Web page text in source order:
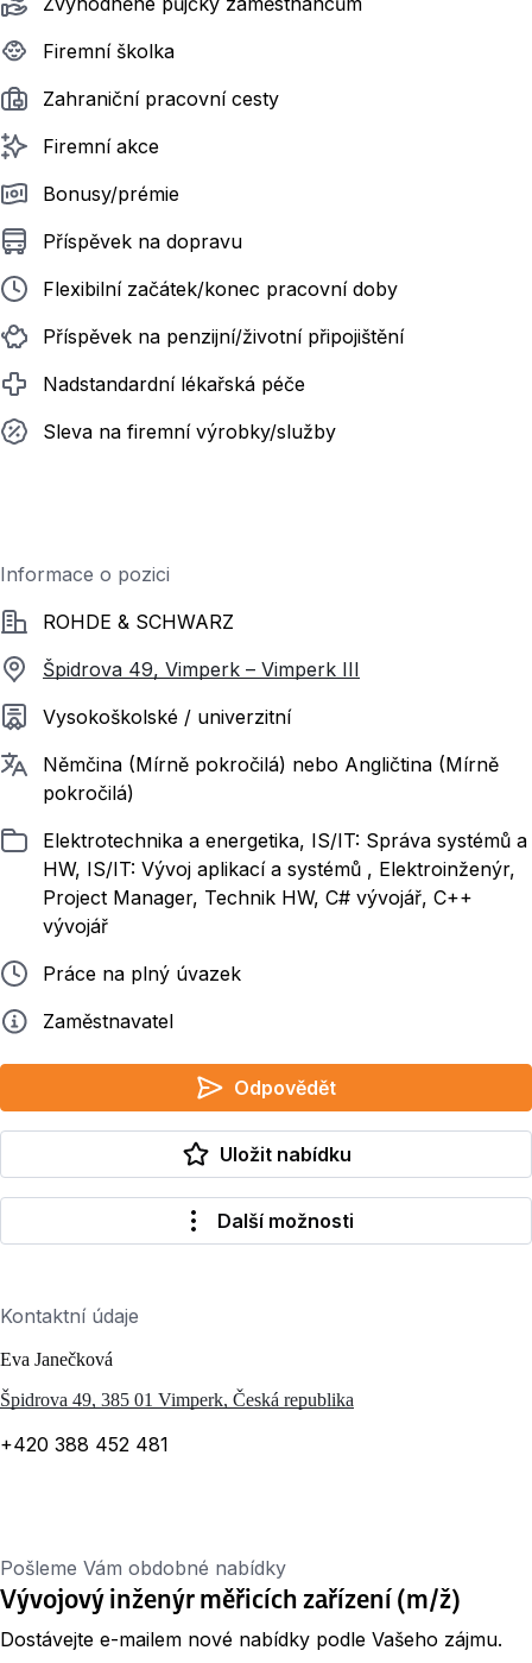
Firemní školka
Zahraniční pracovní cesty
Firemní akce
Bonusy/prémie
Příspěvek na dopravu
Flexibilní začátek/konec pracovní doby
Příspěvek na penzijní/životní připojištění
Nadstandardní lékařská péče
Sleva na firemní výrobky/služby
Informace o pozici
SpolečnostROHDE & SCHWARZ
Špidrova 49, Vimperk – Vimperk III
Požadované vzdělání
Vysokoškolské / univerzitní
Požadované jazyky
Němčina (Mírně pokročilá) nebo Angličtina (Mírně
pokročilá)
ZařazenoElektrotechnika a energetika, IS/IT: Správa systémů a
HW, IS/IT: Vývoj aplikací a systémů , Elektroinženýr,
Project Manager, Technik HW, C# vývojář, C++
vývojář
Typ pracovního poměru
Práce na plný úvazek
ZadavatelZaměstnavatel
Odpovědět
Uložit nabídku
Další možnosti
Kontaktní údaje
Eva Janečková
Špidrova 49, 385 01 Vimperk, Česká republika
+420 388 452 481
Pošleme Vám obdobné nabídky
Vývojový inženýr měřicích zařízení (m/ž)
Dostávejte e-mailem nové nabídky podle Vašeho zájmu.